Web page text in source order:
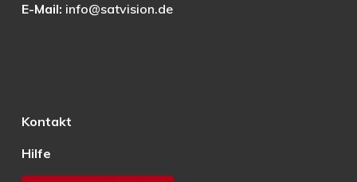
E-Mail: info@satvision.de
Kontakt
Hilfe